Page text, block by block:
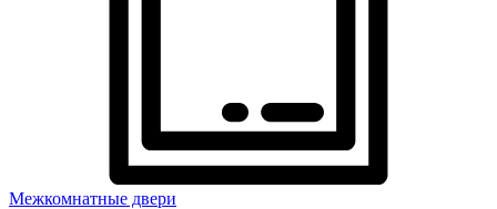
Межкомнатные двери